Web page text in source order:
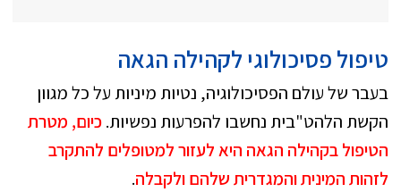
טיפול פסיכולוגי לקהילה הגאה
בעבר של עולם הפסיכולוגיה, נטיות מיניות על כל מגוון
הקשת הלהט"בית נחשבו להפרעות נפשיות.כיום, מטרת
הטיפול בקהילה הגאה היא לעזור למטופלים להתקרב
לזהות המינית והמגדרית שלהם ולקבלה.